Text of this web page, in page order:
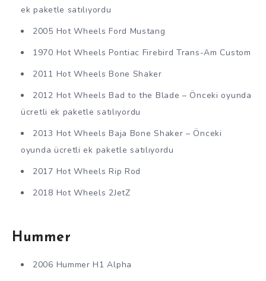
ek paketle satılıyordu
2005 Hot Wheels Ford Mustang
1970 Hot Wheels Pontiac Firebird Trans-Am Custom
2011 Hot Wheels Bone Shaker
2012 Hot Wheels Bad to the Blade – Önceki oyunda
ücretli ek paketle satılıyordu
2013 Hot Wheels Baja Bone Shaker – Önceki
oyunda ücretli ek paketle satılıyordu
2017 Hot Wheels Rip Rod
2018 Hot Wheels 2JetZ
Hummer
2006 Hummer H1 Alpha